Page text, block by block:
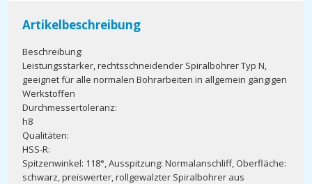
Artikelbeschreibung
Beschreibung:
Leistungsstarker, rechtsschneidender Spiralbohrer Typ N,
geeignet für alle normalen Bohrarbeiten in allgemein gängigen
Werkstoffen
Durchmessertoleranz:
h8
Qualitäten:
HSS-R:
Spitzenwinkel: 118°, Ausspitzung: Normalanschliff, Oberfläche:
schwarz, preiswerter, rollgewalzter Spiralbohrer aus